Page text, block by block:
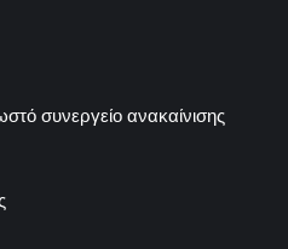
συνεργείο ανακαίνισης